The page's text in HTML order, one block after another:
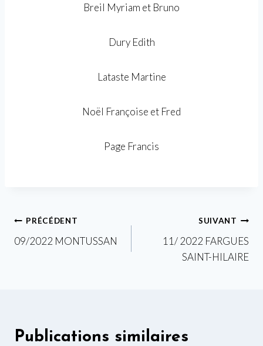
Breil Myriam et Bruno
Dury Edith
Lataste Martine
Noël Françoise et Fred
Page Francis
Navigation
de
PRÉCÉDENT
09/2022 MONTUSSAN
SUIVANT
11/ 2022 FARGUES
SAINT-HILAIRE
Publications similaires